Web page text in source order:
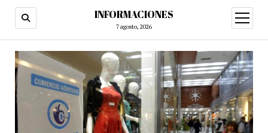
INFORMACIONES
7 agosto, 2026
abrir
menú